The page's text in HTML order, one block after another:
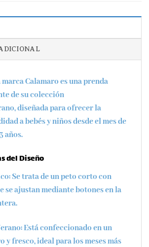
marcaCalamaroes una prenda
de su colección
, diseñada para ofrecer la
a bebés y niños desde elmes de
años.
del Diseño
Se trata de un peto corto con
se ajustan mediante botones en la
Está confeccionado en un
y fresco, ideal para los meses más